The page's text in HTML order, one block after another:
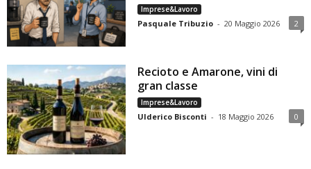
Imprese&Lavoro
Pasquale Tribuzio - 20 Maggio 2026 2
Recioto e Amarone, vini di
gran classe
Imprese&Lavoro
Ulderico Bisconti - 18 Maggio 2026 0